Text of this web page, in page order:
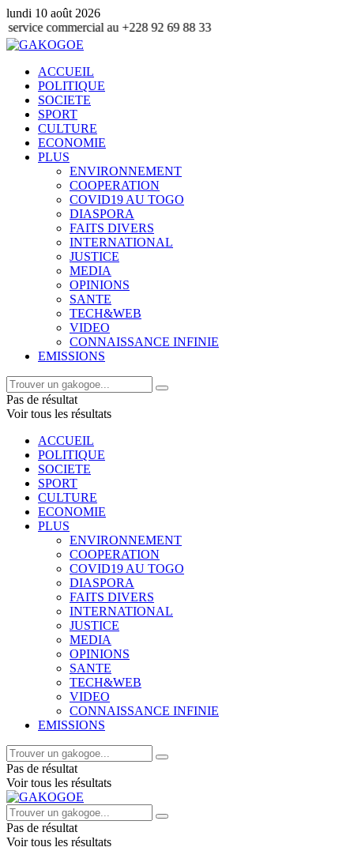
lundi 10 août 2026
au +228 92 69 88 33
ACCUEIL
POLITIQUE
SOCIETE
SPORT
CULTURE
ECONOMIE
PLUS
ENVIRONNEMENT
COOPERATION
COVID19 AU TOGO
DIASPORA
FAITS DIVERS
INTERNATIONAL
JUSTICE
MEDIA
OPINIONS
SANTE
TECH&WEB
VIDEO
CONNAISSANCE INFINIE
EMISSIONS
Pas de résultat
Voir tous les résultats
ACCUEIL
POLITIQUE
SOCIETE
SPORT
CULTURE
ECONOMIE
PLUS
ENVIRONNEMENT
COOPERATION
COVID19 AU TOGO
DIASPORA
FAITS DIVERS
INTERNATIONAL
JUSTICE
MEDIA
OPINIONS
SANTE
TECH&WEB
VIDEO
CONNAISSANCE INFINIE
EMISSIONS
Pas de résultat
Voir tous les résultats
Pas de résultat
Voir tous les résultats